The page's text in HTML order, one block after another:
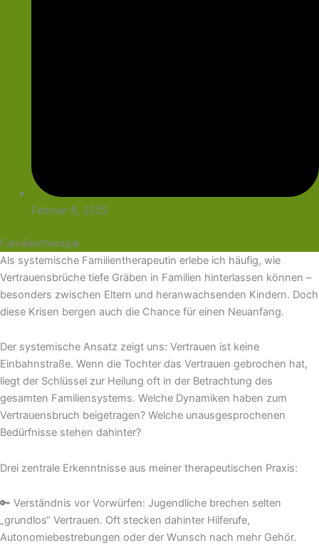
Februar 8, 2025
Familientherapie
Als systemische Familientherapeutin erlebe ich häufig, wie
Vertrauensbrüche tiefe Gräben in Familien hinterlassen können –
besonders zwischen Eltern und heranwachsenden Kindern. Doch
diese Krisen bergen auch die Chance für einen Neuanfang.
Der systemische Ansatz zeigt uns: Vertrauen ist keine
Einbahnstraße. Wenn die Tochter das Vertrauen gebrochen hat,
liegt der Schlüssel zur Heilung oft in der Betrachtung des
gesamten Familiensystems. Welche Dynamiken haben zum
Vertrauensbruch beigetragen? Welche unausgesprochenen
Bedürfnisse stehen dahinter?
Drei zentrale Erkenntnisse aus meiner therapeutischen Praxis:
🔑 Verständnis vor Vorwürfen: Jugendliche brechen selten
„grundlos“ Vertrauen. Oft stecken dahinter Hilferufe,
Autonomiebestrebungen oder der Wunsch nach mehr Gehör.